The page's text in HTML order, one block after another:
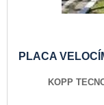
PLACA
KOPP